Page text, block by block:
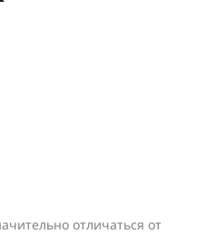
отличаться от